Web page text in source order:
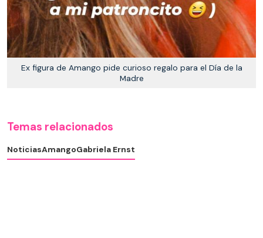
Ex figura de Amango pide curioso regalo para el Día de la
Madre
Temas relacionados
NoticiasAmangoGabriela Ernst